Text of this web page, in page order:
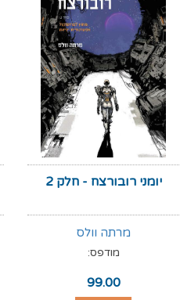
יומני רובורצח - חלק 2
מרתה וולס
מודפס:
99.00